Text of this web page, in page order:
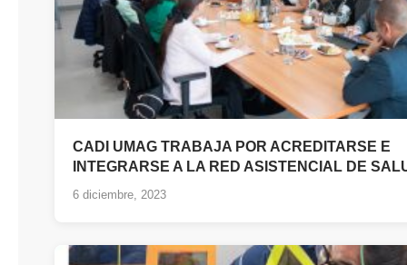
CADI UMAG TRABAJA POR ACREDITARSE E
INTEGRARSE A LA RED ASISTENCIAL DE
6 diciembre, 2023